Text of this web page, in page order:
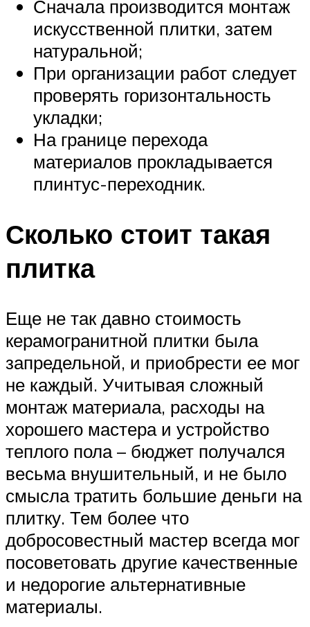
Сначала производится монтаж
искусственной плитки, затем
натуральной;
При организации работ следует
проверять горизонтальность
укладки;
На границе перехода
материалов прокладывается
плинтус-переходник.
Сколько стоит такая
плитка
Еще не так давно стоимость
керамогранитной плитки была
запредельной, и приобрести ее мог
не каждый. Учитывая сложный
монтаж материала, расходы на
хорошего мастера и устройство
теплого пола – бюджет получался
весьма внушительный, и не было
смысла тратить большие деньги на
плитку. Тем более что
добросовестный мастер всегда мог
посоветовать другие качественные
и недорогие альтернативные
материалы.